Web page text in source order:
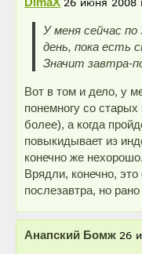
У меня сейчас по
день, пока есть
Значит завтра-
Вот в том и дело, у
понемногу со
более), а когда
повыкидывает из
конечно же нехорошо.
Врядли, конечно,
послезавтра, но
Анапский Бомж